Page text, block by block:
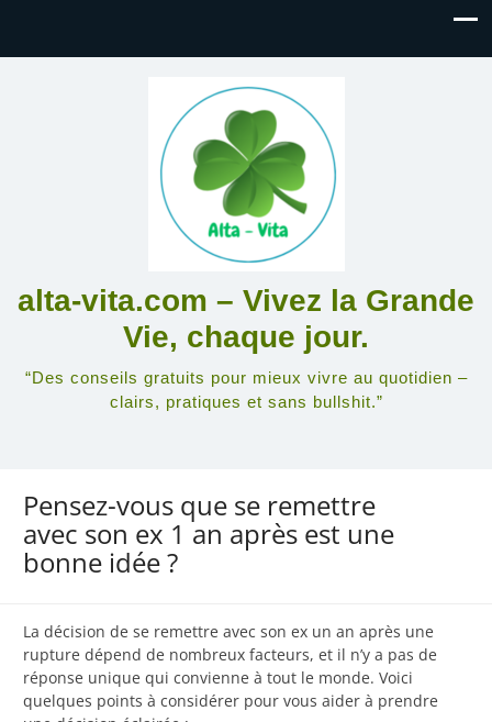
alta-vita.com – Vivez la Grande
Vie, chaque jour.
“Des conseils gratuits pour mieux vivre au quotidien –
clairs, pratiques et sans bullshit.”
Pensez-vous que se remettre
avec son ex 1 an après est une
bonne idée ?
La décision de se remettre avec son ex un an après une
rupture dépend de nombreux facteurs, et il n’y a pas de
réponse unique qui convienne à tout le monde. Voici
quelques points à considérer pour vous aider à prendre